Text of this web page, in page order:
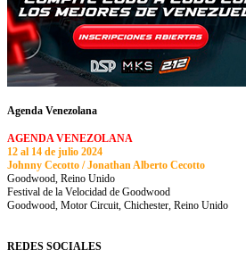
Agenda Venezolana
AGENDA VENEZOLANA
12 al 14 de julio 2024
Johnny Cecotto / Jonathan Alberto Cecotto
Goodwood, Reino Unido
Festival de la Velocidad de Goodwood
Goodwood, Motor Circuit, Chichester, Reino Unido
REDES SOCIALES